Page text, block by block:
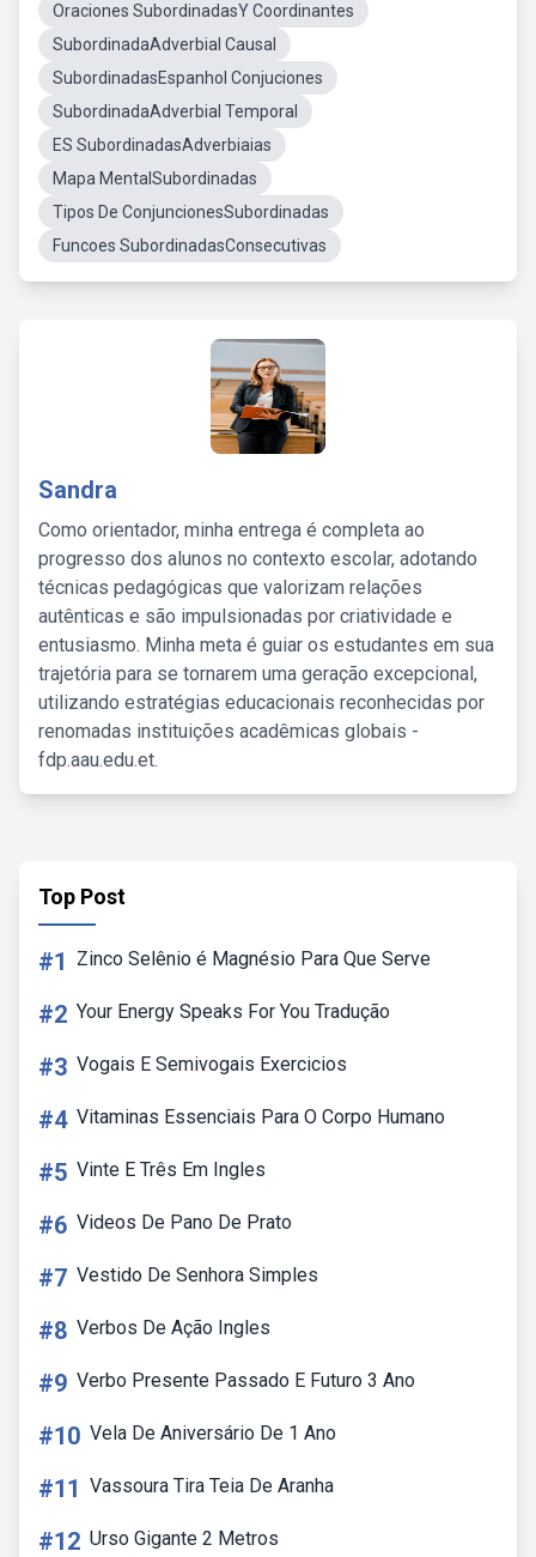
Oraciones SubordinadasY Coordinantes
SubordinadaAdverbial Causal
SubordinadasEspanhol Conjuciones
SubordinadaAdverbial Temporal
ES SubordinadasAdverbiaias
Mapa MentalSubordinadas
Tipos De ConjuncionesSubordinadas
Funcoes SubordinadasConsecutivas
Sandra
Como orientador, minha entrega é completa ao
progresso dos alunos no contexto escolar, adotando
técnicas pedagógicas que valorizam relações
autênticas e são impulsionadas por criatividade e
entusiasmo. Minha meta é guiar os estudantes em sua
trajetória para se tornarem uma geração excepcional,
utilizando estratégias educacionais reconhecidas por
renomadas instituições acadêmicas globais -
fdp.aau.edu.et.
Top Post
#1 Zinco Selênio é Magnésio Para Que Serve
#2 Your Energy Speaks For You Tradução
#3 Vogais E Semivogais Exercicios
#4 Vitaminas Essenciais Para O Corpo Humano
#5 Vinte E Três Em Ingles
#6 Videos De Pano De Prato
#7 Vestido De Senhora Simples
#8 Verbos De Ação Ingles
#9 Verbo Presente Passado E Futuro 3 Ano
#10 Vela De Aniversário De 1 Ano
#11 Vassoura Tira Teia De Aranha
#12 Urso Gigante 2 Metros